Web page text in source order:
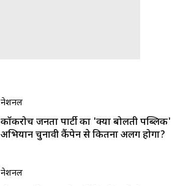
नेशनल
कॉकरोच जनता पार्टी का 'क्या बोलती पब्लिक'
अभियान चुनावी कैंपेन से कितना अलग होगा?
नेशनल